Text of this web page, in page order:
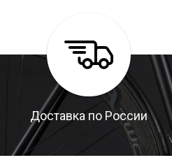
Доставка по России